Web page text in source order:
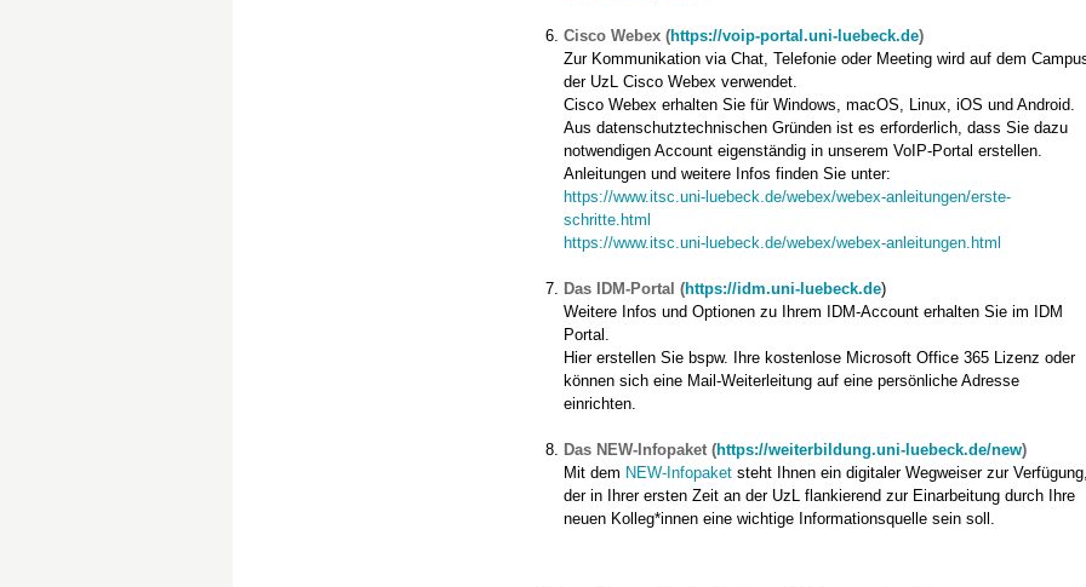
Cisco Webex (https://voip-portal.uni-luebeck.de)
Zur Kommunikation via Chat, Telefonie oder Meeting wird auf dem
der UzL Cisco Webex verwendet.
Cisco Webex erhalten Sie für Windows, macOS, Linux, iOS und Android.
Aus datenschutztechnischen Gründen ist es erforderlich, dass Sie dazu
notwendigen Account eigenständig in unserem VoIP-Portal erstellen.
Anleitungen und weitere Infos finden Sie unter:
https://www.itsc.uni-luebeck.de/webex/webex-anleitungen/erste-
schritte.html
https://www.itsc.uni-luebeck.de/webex/webex-anleitungen.html
Das IDM-Portal (https://idm.uni-luebeck.de)
Weitere Infos und Optionen zu Ihrem IDM-Account erhalten Sie im IDM
Portal.
Hier erstellen Sie bspw. Ihre kostenlose Microsoft Office 365 Lizenz oder
können sich eine Mail-Weiterleitung auf eine persönliche Adresse
einrichten.
Das NEW-Infopaket(https://weiterbildung.uni-luebeck.de/new)
Mit dem NEW-Infopaket steht Ihnen ein digitaler Wegweiser zur
der in Ihrer ersten Zeit an der UzL flankierend zur Einarbeitung durch Ihre
neuen Kolleg*innen eine wichtige Informationsquelle sein soll.